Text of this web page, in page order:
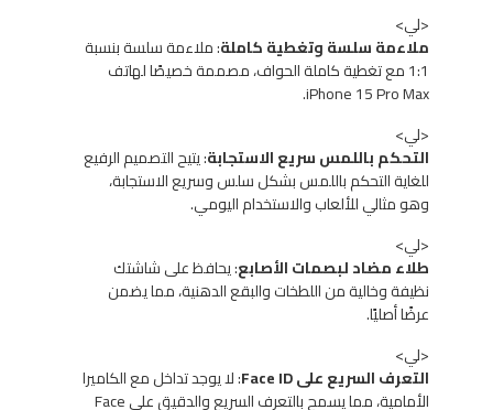
<لي>
ملاءمة سلسة وتغطية كاملة: ملاءمة سلسة بنسبة
1:1 مع تغطية كاملة الحواف، مصممة خصيصًا لهاتف
iPhone 15 Pro Max.
<لي>
التحكم باللمس سريع الاستجابة: يتيح التصميم الرفيع
للغاية التحكم باللمس بشكل سلس وسريع الاستجابة،
وهو مثالي للألعاب والاستخدام اليومي.
<لي>
طلاء مضاد لبصمات الأصابع: يحافظ على شاشتك
نظيفة وخالية من اللطخات والبقع الدهنية، مما يضمن
عرضًا أصليًا.
<لي>
التعرف السريع على Face ID
: لا يوجد تداخل مع الكاميرا
الأمامية، مما يسمح بالتعرف السريع والدقيق على Face